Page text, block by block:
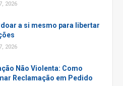
2026
a si mesmo para libertar
2026
Não Violenta: Como
Reclamação em Pedido